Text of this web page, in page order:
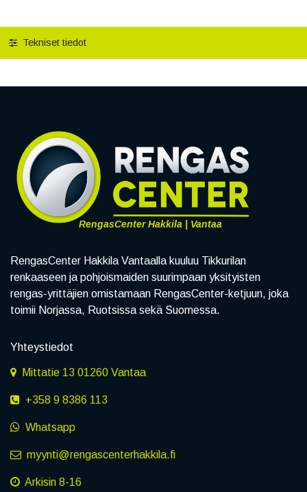
Tekniset tiedot
RengasCenter Hakkila | Vantaa
RengasCenter Hakkila Vantaalla kuuluu Tikkurilan
renkaaseen ja pohjoismaiden suurimpaan yksityisten
rengas-yrittäjien omistamaan RengasCenter-ketjuun, joka
toimii Norjassa, Ruotsissa sekä Suomessa.
Yhteystiedot
Mittatie 13 01260 Vantaa
+358 9 8386 113
Whatsapp
myynti@rengascenterhakkila.fi
Arkisin 8-16